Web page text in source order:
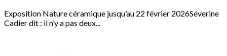
Exposition Nature céramique jusqu’au 22 février 2026Séverine
Cadier dit : il n’y a pas deux...